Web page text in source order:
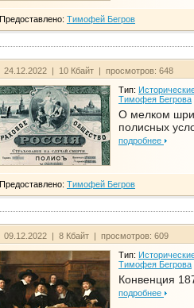
Предоставлено: Тимофей Бегров
24.12.2022 | 10 Кбайт | просмотров: 648
Тип:
Тимофея Бегрова
О мелком
полисных
подробнее
Предоставлено: Тимофей Бегров
09.12.2022 | 8 Кбайт | просмотров: 609
Тип:
Тимофея Бегрова
Конвенция
подробнее